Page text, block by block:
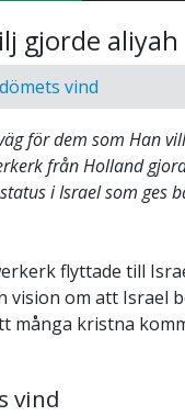
gjorde
vind
för dem som Han
från Holland
i Israel som ges
flyttade till
vision om att Israel
många kristna
vind